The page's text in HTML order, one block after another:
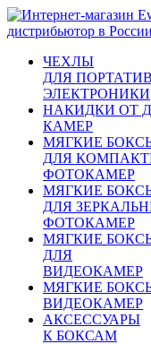
ЧЕХЛЫ
ДЛЯ
ЭЛЕКТРОНИКИ
НАКИДКИ ОТ
КАМЕР
МЯГКИЕ
ДЛЯ
ФОТОКАМЕР
МЯГКИЕ
ДЛЯ
ФОТОКАМЕР
МЯГКИЕ
ДЛЯ
ВИДЕОКАМЕР
МЯГКИЕ
ВИДЕОКАМЕР
АКСЕССУАРЫ
К БОКСАМ